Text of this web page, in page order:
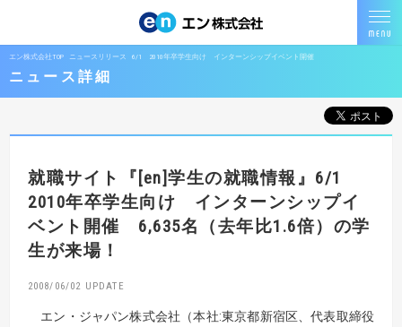
エン株式会社TOP ニュースリリース 6/1 2010年卒学生向け インターンシップイベント開催
ニュース詳細
就職サイト『[en]学生の就職情報』 6/1
2010年卒学生向け インターンシップイ
ベント開催 6,635名（去年比1.6倍）の学
生が来場！
2008/06/02
エン・ジャパン株式会社（本社:東京都新宿区、代表取締役